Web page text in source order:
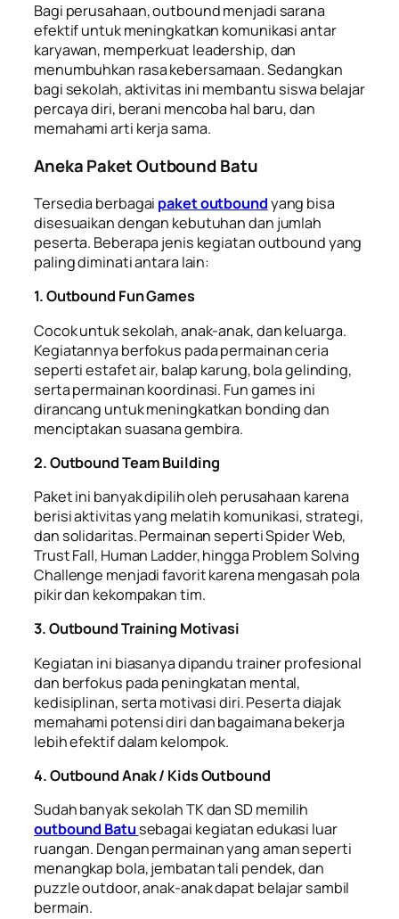
Bagi perusahaan, outbound menjadi sarana
efektif untuk meningkatkan komunikasi antar
karyawan, memperkuat leadership, dan
menumbuhkan rasa kebersamaan. Sedangkan
bagi sekolah, aktivitas ini membantu siswa belajar
percaya diri, berani mencoba hal baru, dan
memahami arti kerja sama.
Aneka Paket Outbound Batu
Tersedia berbagai paket outboundyang bisa
disesuaikan dengan kebutuhan dan jumlah
peserta. Beberapa jenis kegiatan outbound yang
paling diminati antara lain:
1. Outbound Fun Games
Cocok untuk sekolah, anak-anak, dan keluarga.
Kegiatannya berfokus pada permainan ceria
seperti estafet air, balap karung, bola gelinding,
serta permainan koordinasi. Fun games ini
dirancang untuk meningkatkan bonding dan
menciptakan suasana gembira.
2. Outbound Team Building
Paket ini banyak dipilih oleh perusahaan karena
berisi aktivitas yang melatih komunikasi, strategi,
dan solidaritas. Permainan seperti Spider Web,
Trust Fall, Human Ladder, hingga Problem Solving
Challenge menjadi favorit karena mengasah pola
pikir dan kekompakan tim.
3. Outbound Training Motivasi
Kegiatan ini biasanya dipandu trainer profesional
dan berfokus pada peningkatan mental,
kedisiplinan, serta motivasi diri. Peserta diajak
memahami potensi diri dan bagaimana bekerja
lebih efektif dalam kelompok.
4. Outbound Anak / Kids Outbound
Sudah banyak sekolah TK dan SD memilih
outbound Batu sebagai kegiatan edukasi luar
ruangan. Dengan permainan yang aman seperti
menangkap bola, jembatan tali pendek, dan
puzzle outdoor, anak-anak dapat belajar sambil
bermain.